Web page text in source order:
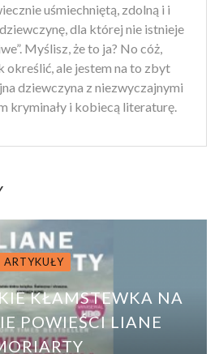
uśmiechniętą, zdolną i i
dla której nie istnieje
Myślisz, że to ja? No cóż,
określić, ale jestem na to zbyt
dziewczyna z niezwyczajnymi
kryminały i kobiecą literaturę.
ARTYKUŁY
KŁAMSTEWKA NA
POWIEŚCI LIANE